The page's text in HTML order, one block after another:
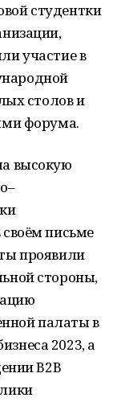
студентки
участие в
столов и
форума.
высокую
письме
проявили
стороны,
палаты в
2023, а
В2В